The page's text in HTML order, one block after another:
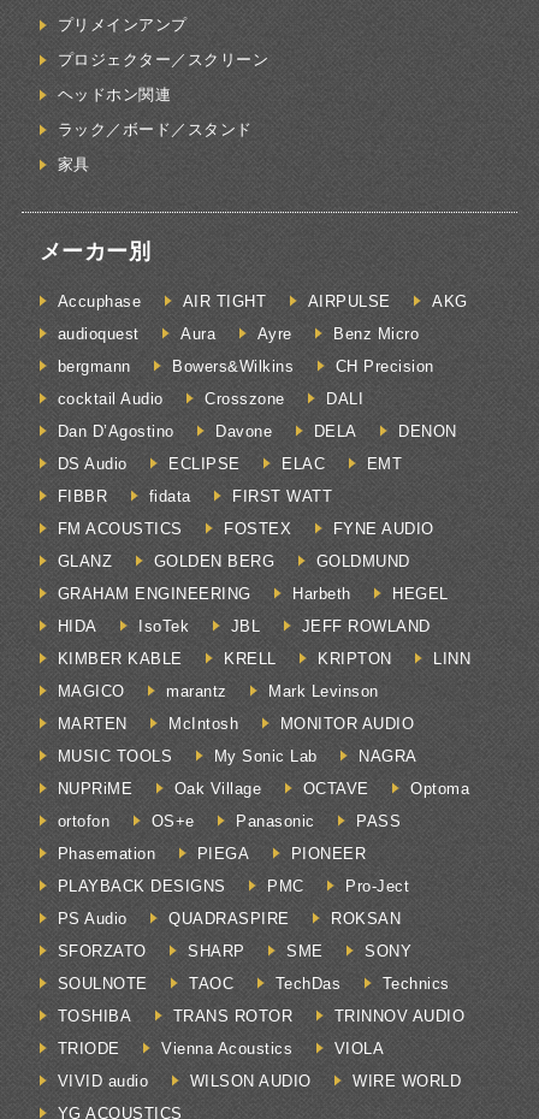
プリメインアンプ
プロジェクター／スクリーン
ヘッドホン関連
ラック／ボード／スタンド
家具
メーカー別
Accuphase AIR TIGHT AIRPULSE
AKG
audioquest
Aura Ayre
Benz Micro
bergmann
Bowers&Wilkins
CH Precision
cocktail Audio
Crosszone
DALI
Dan D’Agostino
Davone DELA
DENON
DS Audio
ECLIPSE ELAC
EMT
FIBBR
fidata
FIRST WATT
FM ACOUSTICS
FOSTEX
FYNE AUDIO
GLANZ
GOLDEN BERG
GOLDMUND
GRAHAM ENGINEERING
Harbeth
HEGEL
HIDA
IsoTek JBL
JEFF ROWLAND
KIMBER KABLE
KRELL KRIPTON
LINN
MAGICO
marantz
Mark Levinson
MARTEN
McIntosh
MONITOR AUDIO
MUSIC TOOLS
My Sonic Lab
NAGRA
NUPRiME
Oak Village OCTAVE
Optoma
ortofon
OS+e Panasonic
PASS
Phasemation
PIEGA
PIONEER
PLAYBACK DESIGNS
PMC
Pro-Ject
PS Audio
QUADRASPIRE
ROKSAN
SFORZATO
SHARP SME
SONY
SOULNOTE
TAOC TechDas
Technics
TOSHIBA
TRANS ROTOR
TRINNOV AUDIO
TRIODE
Vienna Acoustics
VIOLA
VIVID audio
WILSON AUDIO
WIRE WORLD
YG ACOUSTICS